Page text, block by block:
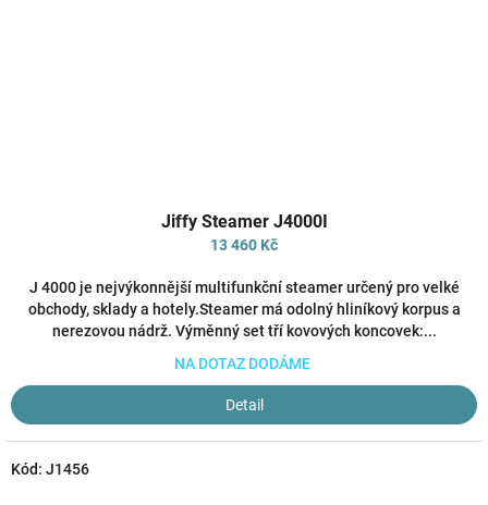
hodnocení
produktu
3,8
z
5
hvězdiček.
Jiffy Steamer J4000I
13 460 Kč
J 4000 je nejvýkonnější multifunkční steamer určený pro velké
obchody, sklady a hotely.Steamer má odolný hliníkový korpus a
nerezovou nádrž. Výměnný set tří kovových koncovek:...
NA DOTAZ DODÁME
Detail
Kód: J1456